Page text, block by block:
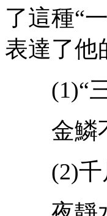
了這種“
表達了他
(1)“三
金鱗不
(2)千尺